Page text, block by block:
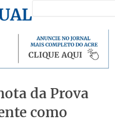
da Prova
como